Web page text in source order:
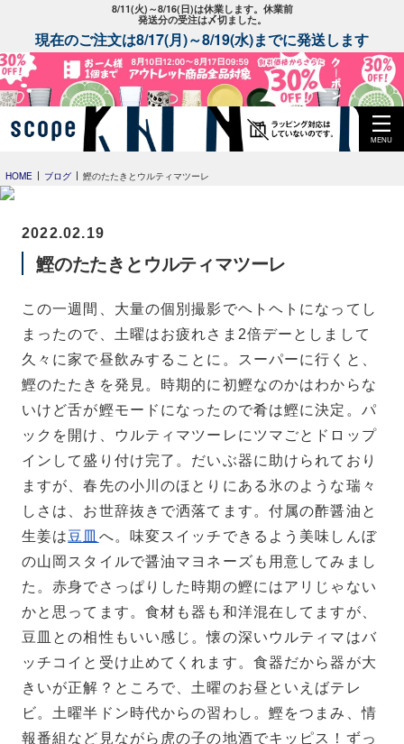
8/11(火)～8/16(日)は休業します。休業前
発送分の受注は〆切ました。
現在のご注文は8/17(月)～8/19(水)までに発送します
MENU
HOME ブログ 鰹のたたきとウルティマツーレ
2022.02.19
鰹のたたきとウルティマツーレ
この一週間、大量の個別撮影でヘトヘトになってし
まったので、土曜はお疲れさま2倍デーとしまして
久々に家で昼飲みすることに。スーパーに行くと、
鰹のたたきを発見。時期的に初鰹なのかはわからな
いけど舌が鰹モードになったので肴は鰹に決定。 パ
ックを開け、ウルティマツーレにツマごとドロップ
インして盛り付け完了。だいぶ器に助けられており
ますが、春先の小川のほとりにある氷のような瑞々
しさは、お世辞抜きで洒落てます。付属の酢醤油と
生姜は豆皿 へ。味変スイッチできるよう美味しんぼ
の山岡スタイルで醤油マヨネーズも用意してみまし
た。赤身でさっぱりした時期の鰹にはアリじゃない
かと思ってます。食材も器も和洋混在してますが、
豆皿との相性もいい感じ。懐の深いウルティマはバ
ッチコイと受け止めてくれます。食器だから器が大
きいが正解？ところで、土曜のお昼といえばテレ
ビ。土曜半ドン時代からの習わし。鰹をつまみ、情
報番組など見ながら虎の子の地酒でキッピス！ずっ